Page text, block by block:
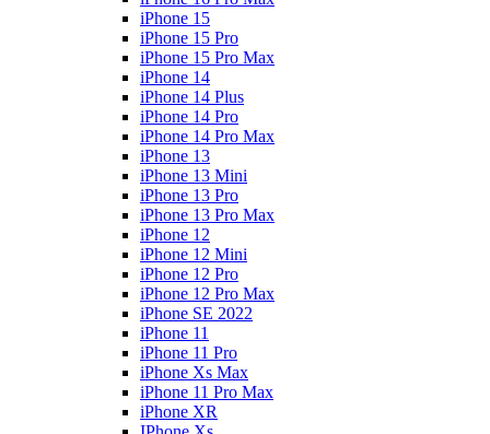
iPhone 15
iPhone 15 Pro
iPhone 15 Pro Max
iPhone 14
iPhone 14 Plus
iPhone 14 Pro
iPhone 14 Pro Max
iPhone 13
iPhone 13 Mini
iPhone 13 Pro
iPhone 13 Pro Max
iPhone 12
iPhone 12 Mini
iPhone 12 Pro
iPhone 12 Pro Max
iPhone SE 2022
iPhone 11
iPhone 11 Pro
iPhone Xs Max
iPhone 11 Pro Max
iPhone XR